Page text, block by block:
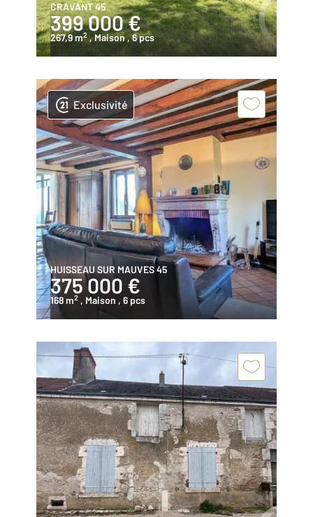
CRAVANT 45
399 000 €
267,9 m2 , Maison, 6 pcs
Exclusivité
HUISSEAU SUR MAUVES 45
375 000 €
168 m2 , Maison , 6 pcs